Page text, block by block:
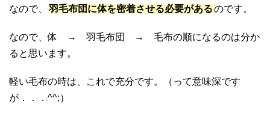
なので、 羽毛布団に体を密着させる必要があるのです。
なので、体 → 羽毛布団 → 毛布の順になるのは分か
ると思います。
軽い毛布の時は、これで充分です。（って意味深です
が．．．^^;）